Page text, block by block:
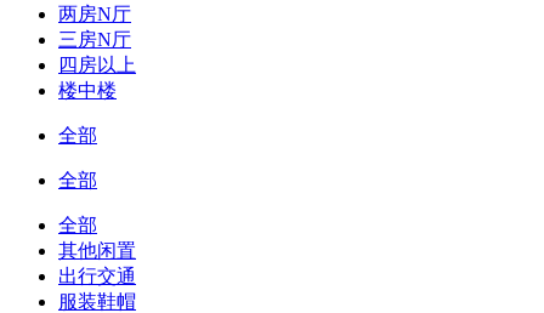
两房N厅
三房N厅
四房以上
楼中楼
全部
全部
全部
其他闲置
出行交通
服装鞋帽